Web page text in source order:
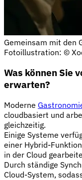
Gemeinsam mit den
Fotoillustration: ©
Was können Sie
erwarten?
Moderne
cloudbasiert und
gleichzeitig.
Einige Systeme
einer Hybrid-
in der Cloud
Durch ständige
Cloud-System,